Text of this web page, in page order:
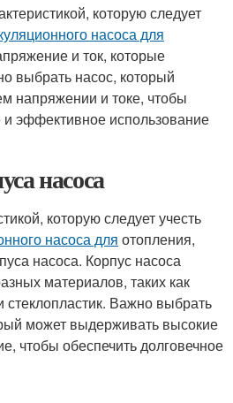
которую следует
насоса для
и ток, которые
выбрать насос, который
напряжении и токе, чтобы
и эффективное использование
насоса
которую следует учесть
насоса для отопления,
насоса. Корпус насоса
материалов, таких как
стеклопластик. Важно выбрать
может выдерживать высокие
чтобы обеспечить долговечное